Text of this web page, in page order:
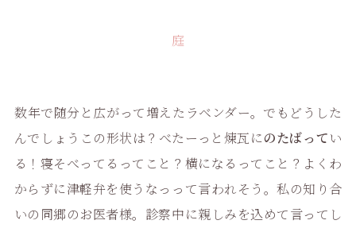
庭
数年で随分と広がって増えたラベンダー。でもどうした
んでしょうこの形状は？べたーっと煉瓦にのたばってい
る！寝そべってるってこと？横になるってこと？よくわ
からずに津軽弁を使うなっって言われそう。私の知り合
いの同郷のお医者様。診察中に親しみを込めて言ってし